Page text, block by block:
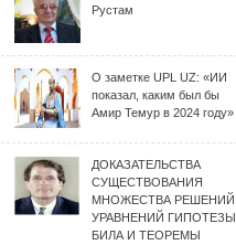
Рустам
О заметке UPL UZ: «ИИ
показал, каким был бы
Амир Темур в 2024 году»
ДОКАЗАТЕЛЬСТВА
СУЩЕСТВОВАНИЯ
МНОЖЕСТВА РЕШЕНИЙ
УРАВНЕНИЙ ГИПОТЕЗЫ
БИЛА И ТЕОРЕМЫ